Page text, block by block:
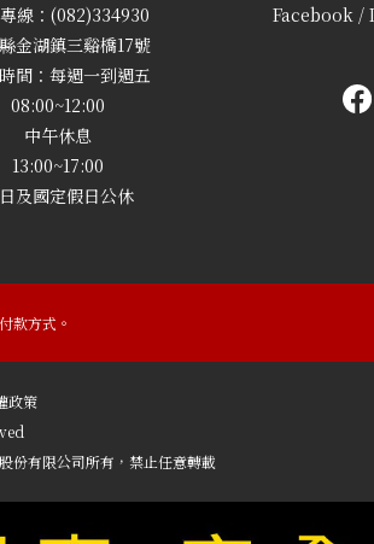
線：(082)334930
金湖鎮三谿橋17號
間：每週一到週五
08:00~12:00
中午休息
13:00~17:00
及國定假日公休
Facebook /
款方式。
政策
份有限公司所有，禁止任意轉載